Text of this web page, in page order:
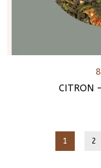
CITRON
1 2